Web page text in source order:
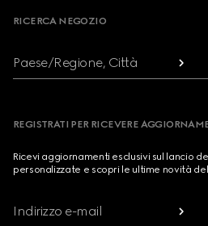
RICERCA NEGOZIO
Paese/Regione, Città
REGISTRATI PER RICEVERE
Ricevi aggiornamenti esclusivi sul lancio
personalizzate e scopri le ultime novità
Indirizzo e-mail